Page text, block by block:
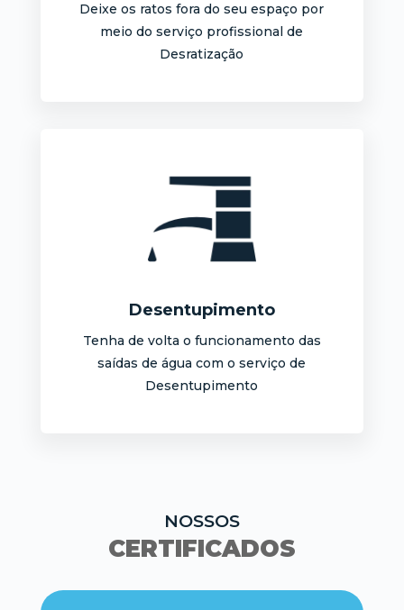
Deixe os ratos fora do seu espaço por
meio do serviço profissional de
Desratização
Desentupimento
Tenha de volta o funcionamento das
saídas de água com o serviço de
Desentupimento
NOSSOS
CERTIFICADOS